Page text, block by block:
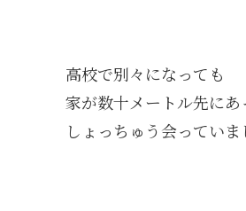
高校で別々になっても
家が数十メートル先にあ
しょっちゅう会っていま